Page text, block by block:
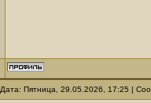
Дата: Пятница, 29.05.2026, 17:25 |